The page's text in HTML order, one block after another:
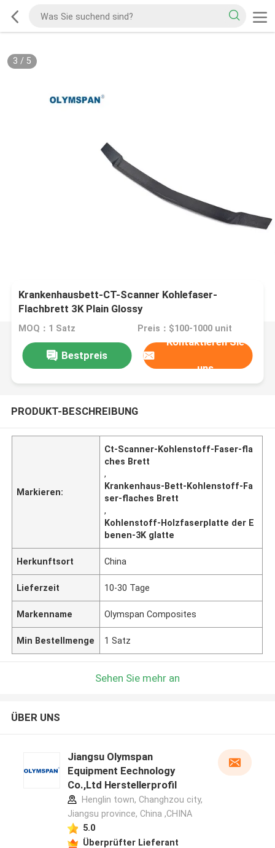
3 / 5
Krankenhausbett-CT-Scanner Kohlefaser-
Flachbrett 3K Plain Glossy
MOQ：1 Satz Preis：$100-1000 unit
Bestpreis
Kontaktieren Sie
uns
PRODUKT-BESCHREIBUNG
Markieren:
Ct-Scanner-Kohlenstoff-Faser-fla
ches Brett
,
Krankenhaus-Bett-Kohlenstoff-Fa
ser-flaches Brett
,
Kohlenstoff-Holzfaserplatte der E
benen-3K glatte
Herkunftsort China
Lieferzeit 10-30 Tage
Markenname Olymspan Composites
Min Bestellmenge 1 Satz
Sehen Sie mehr an
ÜBER UNS
Jiangsu Olymspan
Equipment Eechnology
Co.,Ltd Herstellerprofil
Henglin town, Changhzou city,
Jiangsu province, China ,CHINA
5.0
Überprüfter Lieferant